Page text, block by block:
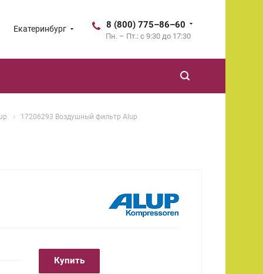
Екатеринбург 8 (800) 775–86–60
Пн. – Пт.: с 9:30 до 17:30
17206293 Воздушный фильтр Alup
Купить